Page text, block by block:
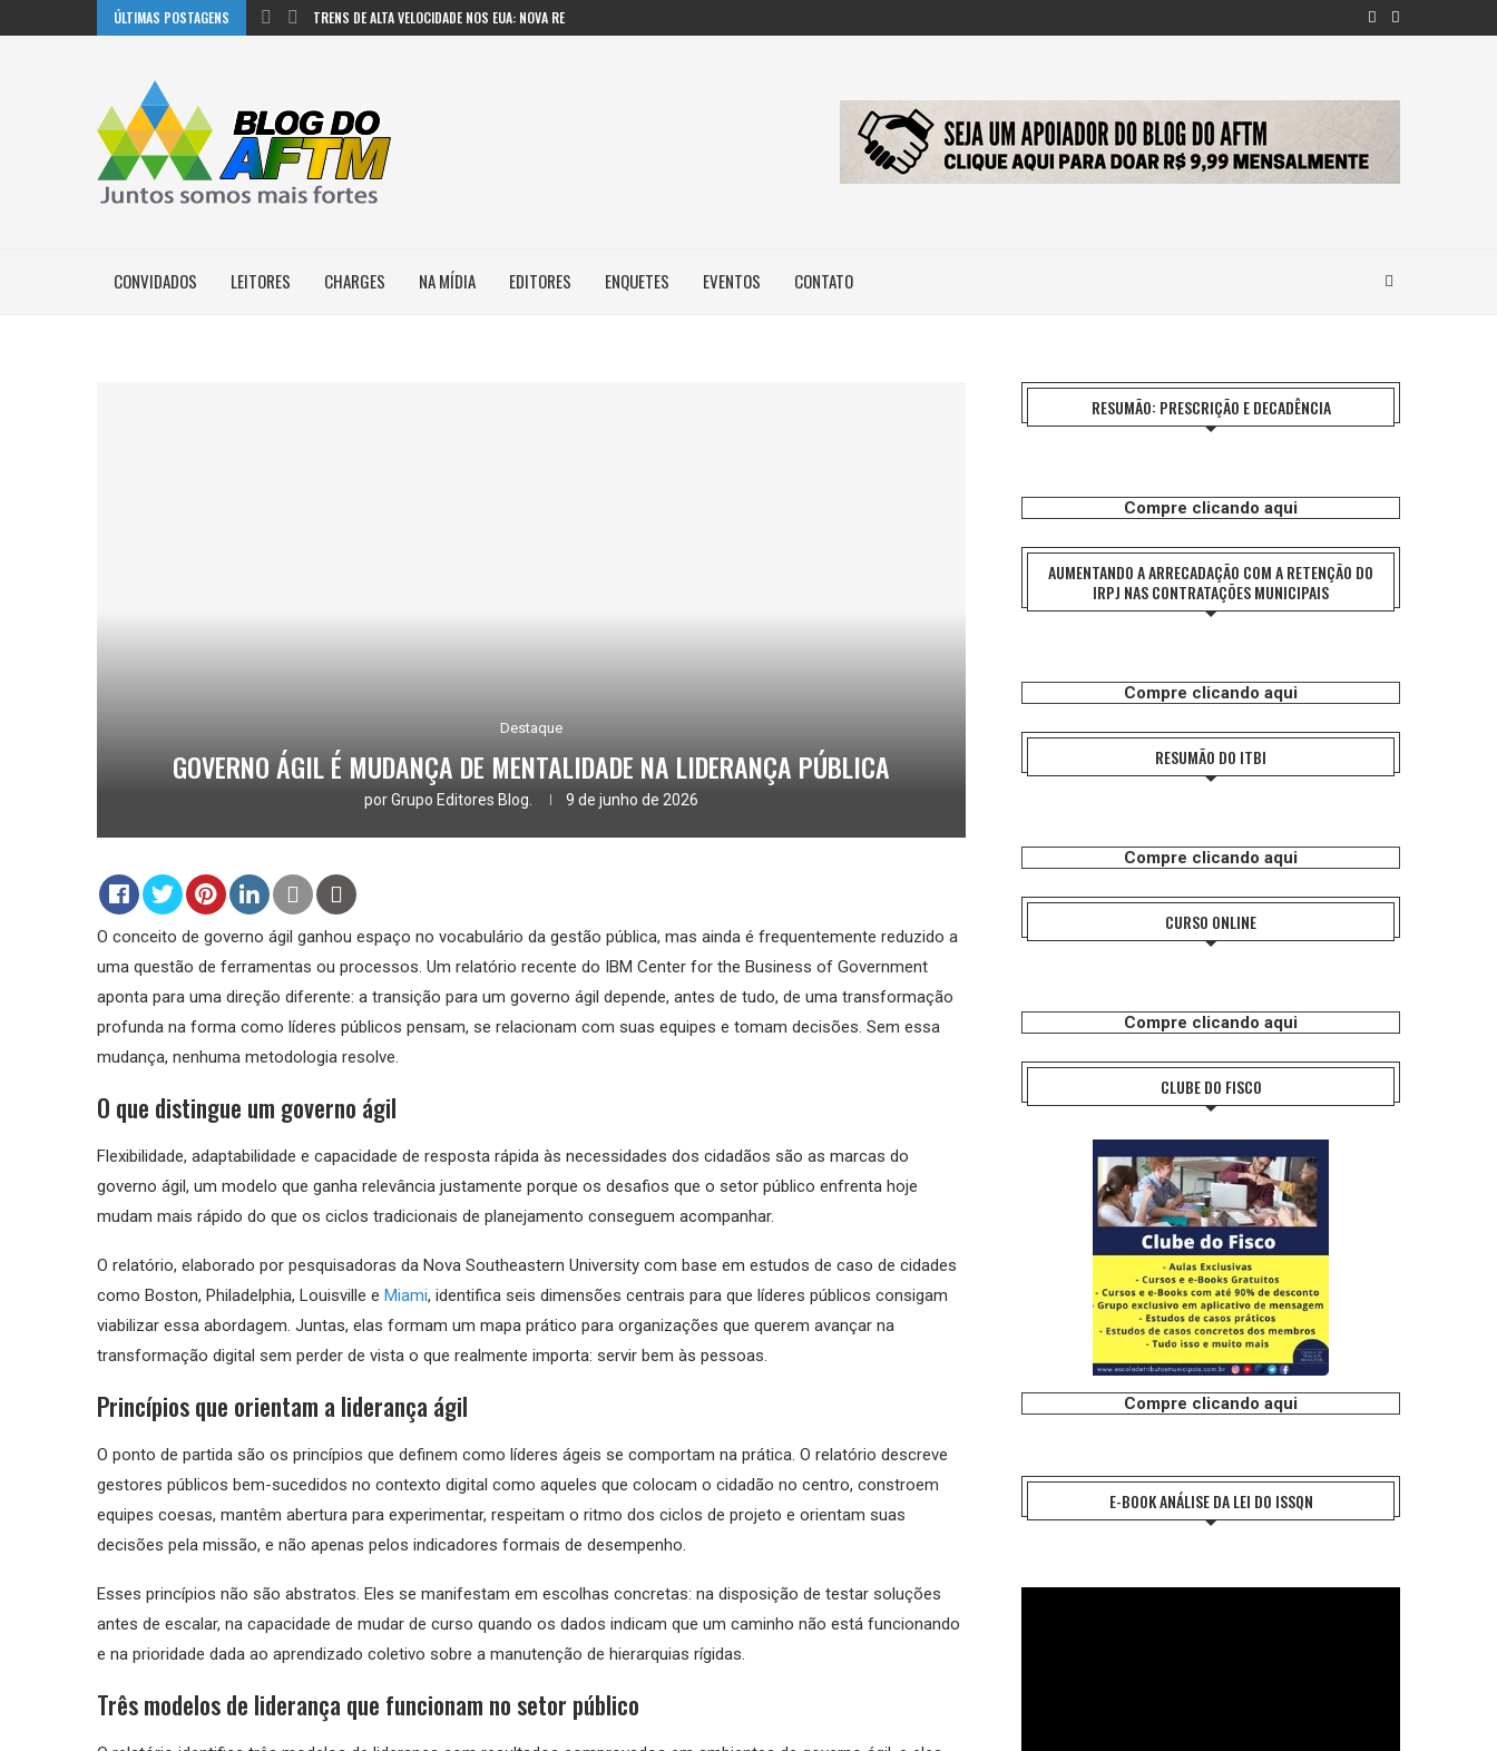
ÚLTIMAS POSTAGENS
TRENS DE ALTA VELOCIDADE NOS EUA: NOVA REGRA...
CONVIDADOS LEITORES CHARGES NA MÍDIA EDITORES ENQUETES EVENTOS CONTATO
Destaque
GOVERNO ÁGIL É MUDANÇA DE MENTALIDADE NA LIDERANÇA PÚBLICA
porGrupo Editores Blog. 9 de junho de 2026
O conceito de governo ágil ganhou espaço no vocabulário da gestão pública, mas ainda é frequentemente reduzido a
uma questão de ferramentas ou processos. Um relatório recente do IBM Center for the Business of Government
aponta para uma direção diferente: a transição para um governo ágil depende, antes de tudo, de uma transformação
profunda na forma como líderes públicos pensam, se relacionam com suas equipes e tomam decisões. Sem essa
mudança, nenhuma metodologia resolve.
O que distingue um governo ágil
Flexibilidade, adaptabilidade e capacidade de resposta rápida às necessidades dos cidadãos são as marcas do
governo ágil, um modelo que ganha relevância justamente porque os desafios que o setor público enfrenta hoje
mudam mais rápido do que os ciclos tradicionais de planejamento conseguem acompanhar.
O relatório, elaborado por pesquisadoras da Nova Southeastern University com base em estudos de caso de cidades
como Boston, Philadelphia, Louisville e Miami, identifica seis dimensões centrais para que líderes públicos consigam
viabilizar essa abordagem. Juntas, elas formam um mapa prático para organizações que querem avançar na
transformação digital sem perder de vista o que realmente importa: servir bem às pessoas.
Princípios que orientam a liderança ágil
O ponto de partida são os princípios que definem como líderes ágeis se comportam na prática. O relatório descreve
gestores públicos bem-sucedidos no contexto digital como aqueles que colocam o cidadão no centro, constroem
equipes coesas, mantêm abertura para experimentar, respeitam o ritmo dos ciclos de projeto e orientam suas
decisões pela missão, e não apenas pelos indicadores formais de desempenho.
Esses princípios não são abstratos. Eles se manifestam em escolhas concretas: na disposição de testar soluções
antes de escalar, na capacidade de mudar de curso quando os dados indicam que um caminho não está funcionando
e na prioridade dada ao aprendizado coletivo sobre a manutenção de hierarquias rígidas.
Três modelos de liderança que funcionam no setor público
RESUMÃO: PRESCRIÇÃO E DECADÊNCIA
Compre clicando aqui
AUMENTANDO A ARRECADAÇÃO COM A RETENÇÃO DO
IRPJ NAS CONTRATAÇÕES MUNICIPAIS
Compre clicando aqui
RESUMÃO DO ITBI
Compre clicando aqui
CURSO ONLINE
Compre clicando aqui
CLUBE DO FISCO
Compre clicando aqui
E-BOOK ANÁLISE DA LEI DO ISSQN